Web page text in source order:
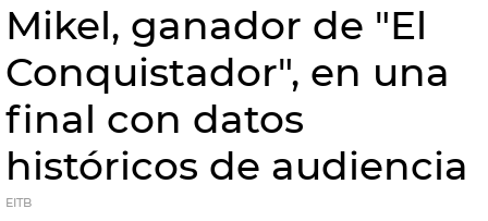
Mikel, ganador de "El
Conquistador", en una
final con datos
históricos de audiencia
EITB